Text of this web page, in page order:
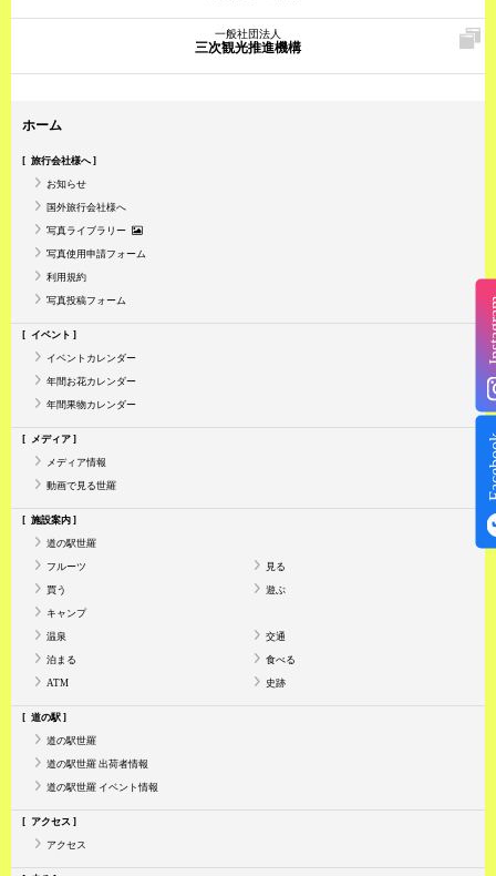
一般社団法人
三次観光推進機構
ホーム
旅行会社様へ
お知らせ
国外旅行会社様へ
写真ライブラリー
写真使用申請フォーム
利用規約
写真投稿フォーム
イベント
イベントカレンダー
年間お花カレンダー
年間果物カレンダー
メディア
メディア情報
動画で見る世羅
施設案内
道の駅世羅
フルーツ 見る
買う 遊ぶ
キャンプ
温泉 交通
泊まる 食べる
ATM 史跡
道の駅
道の駅世羅
道の駅世羅 出荷者情報
道の駅世羅 イベント情報
アクセス
アクセス